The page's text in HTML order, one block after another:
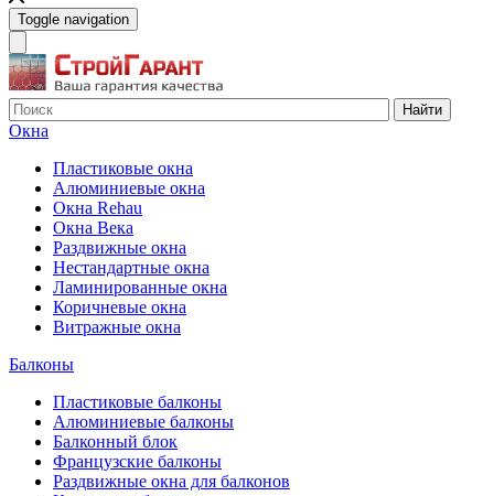
Toggle navigation
Найти
Окна
Пластиковые окна
Алюминиевые окна
Окна Rehau
Окна Века
Раздвижные окна
Нестандартные окна
Ламинированные окна
Коричневые окна
Витражные окна
Балконы
Пластиковые балконы
Алюминиевые балконы
Балконный блок
Французские балконы
Раздвижные окна для балконов